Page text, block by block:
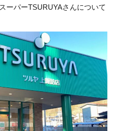
ーパーTSURUYAさんについて